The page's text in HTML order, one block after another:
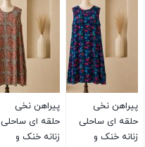
پیراهن نخی
حلقه ای ساحلی
زنانه خنک و
پیراهن نخی
حلقه ای ساحلی
زنانه خنک و